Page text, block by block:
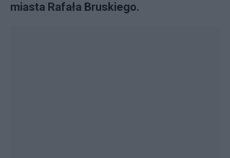
miasta Rafała Bruskiego.